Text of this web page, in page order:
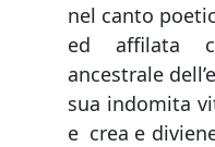
nel canto
ed affilata
ancestrale
sua indomita
e crea e